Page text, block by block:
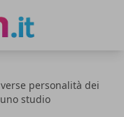
personalità dei
studio